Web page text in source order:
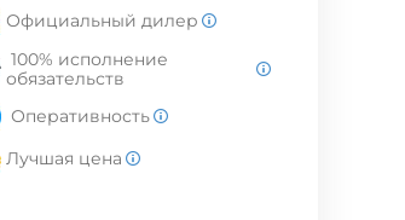
Официальный дилер
100% исполнение
обязательств
Оперативность
Лучшая цена